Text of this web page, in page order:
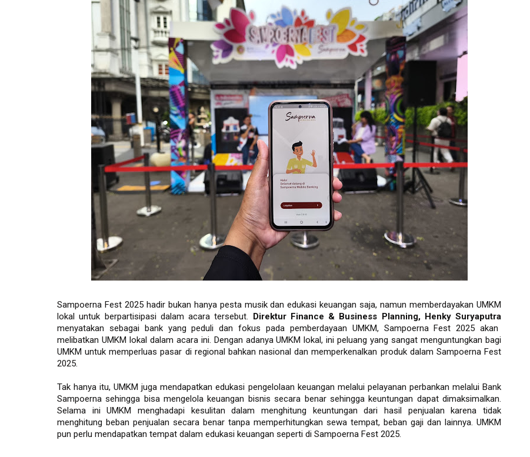
Sampoerna Fest 2025 hadir bukan hanya pesta musik dan edukasi keuangan saja, namun memberdayakan UMKM
lokal untuk berpartisipasi dalam acara tersebut. Direktur Finance & Business Planning, Henky Suryaputra
menyatakan sebagai bank yang peduli dan fokus pada pemberdayaan UMKM, Sampoerna Fest 2025 akan
melibatkan UMKM lokal dalam acara ini. Dengan adanya UMKM lokal, ini peluang yang sangat menguntungkan bagi
UMKM untuk memperluas pasar di regional bahkan nasional dan memperkenalkan produk dalam Sampoerna Fest
2025.
Tak hanya itu, UMKM juga mendapatkan edukasi pengelolaan keuangan melalui pelayanan perbankan melalui Bank
Sampoerna sehingga bisa mengelola keuangan bisnis secara benar sehingga keuntungan dapat dimaksimalkan.
Selama ini UMKM menghadapi kesulitan dalam menghitung keuntungan dari hasil penjualan karena tidak
menghitung beban penjualan secara benar tanpa memperhitungkan sewa tempat, beban gaji dan lainnya. UMKM
pun perlu mendapatkan tempat dalam edukasi keuangan seperti di Sampoerna Fest 2025.